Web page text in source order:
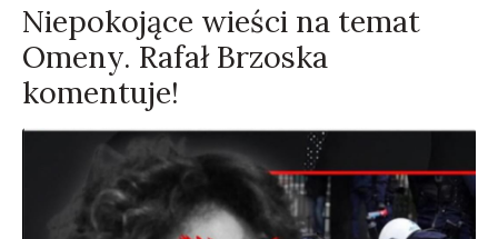
Niepokojące wieści na temat
Omeny. Rafał Brzoska
komentuje!